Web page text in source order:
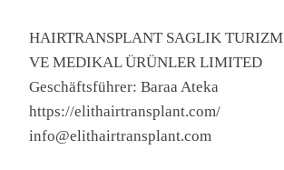
HAIRTRANSPLANT SAGLIK TURIZM
VE MEDIKAL ÜRÜNLER LIMITED
Geschäftsführer: Baraa Ateka
https://elithairtransplant.com/
info@elithairtransplant.com